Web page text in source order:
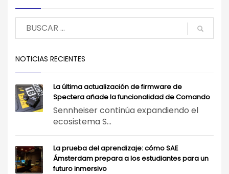
NOTICIAS RECIENTES
La última actualización de firmware de
Spectera añade la funcionalidad de Comando
Sennheiser continúa expandiendo el
ecosistema S...
La prueba del aprendizaje: cómo SAE
Ámsterdam prepara a los estudiantes para un
futuro inmersivo